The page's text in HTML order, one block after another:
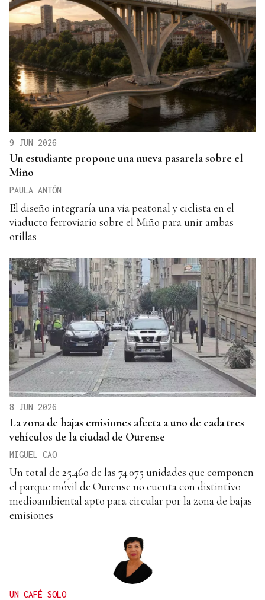
9 JUN 2026
Un estudiante propone una nueva pasarela sobre el
Miño
PAULA ANTÓN
El diseño integraría una vía peatonal y ciclista en el
viaducto ferroviario sobre el Miño para unir ambas
orillas
8 JUN 2026
La zona de bajas emisiones afecta a uno de cada tres
vehículos de la ciudad de Ourense
MIGUEL CAO
Un total de 25.460 de las 74.075 unidades que componen
el parque móvil de Ourense no cuenta con distintivo
medioambiental apto para circular por la zona de bajas
emisiones
UN CAFÉ SOLO